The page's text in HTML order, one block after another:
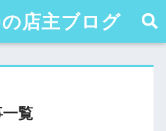
店主ブログ
一覧